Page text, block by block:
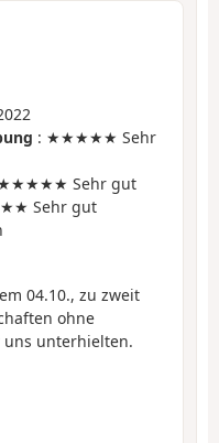
: ★★★★★ Sehr
Sehr gut
Sehr gut
04.10., zu zweit
ohne
unterhielten.